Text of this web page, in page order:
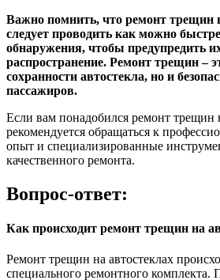
Важно помнить, что ремонт трещин
следует проводить как можно
обнаружения, чтобы предупредить
распространение. Ремонт трещин –
сохранности автостекла, но и
пассажиров.
Если вам понадобился ремонт трещин
рекомендуется обращаться к
опыт и специализированные
качественного ремонта.
Вопрос-ответ:
Как происходит ремонт трещин на
Ремонт трещин на автостеклах
специального ремонтного комплекта.